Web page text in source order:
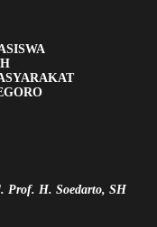
Prof. H. Soedarto, SH